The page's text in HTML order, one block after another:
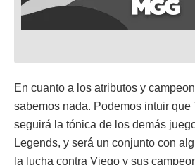
En cuanto a los atributos y
sabemos nada. Podemos intuir que
seguirá la tónica de los demás
Legends, y será un conjunto con
la lucha contra Viego y sus